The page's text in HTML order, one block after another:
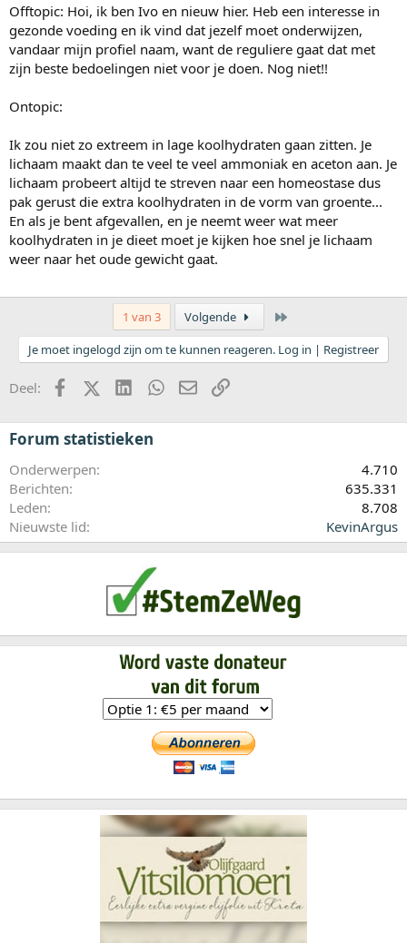
Offtopic: Hoi, ik ben Ivo en nieuw hier. Heb een interesse in
gezonde voeding en ik vind dat jezelf moet onderwijzen,
vandaar mijn profiel naam, want de reguliere gaat dat met
zijn beste bedoelingen niet voor je doen. Nog niet!!
Ontopic:
Ik zou niet zo extreem in lage koolhydraten gaan zitten. Je
lichaam maakt dan te veel te veel ammoniak en aceton aan. Je
lichaam probeert altijd te streven naar een homeostase dus
pak gerust die extra koolhydraten in de vorm van groente...
En als je bent afgevallen, en je neemt weer wat meer
koolhydraten in je dieet moet je kijken hoe snel je lichaam
weer naar het oude gewicht gaat.
1 van 3 Volgende
Je moet ingelogd zijn om te kunnen reageren. Log in | Registreer
Deel: FacebookX (Twitter)LinkedInWhatsApp
E-mailkoppeling
Forum statistieken
Onderwerpen
4.710
Berichten
635.331
Leden
8.708
Nieuwste lid
KevinArgus